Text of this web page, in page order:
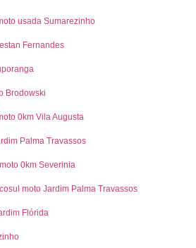
usada Sumarezinho
Fernandes
Brodowski
0km Vila Augusta
Palma Travassos
0km Severinia
moto Jardim Palma Travassos
Flórida